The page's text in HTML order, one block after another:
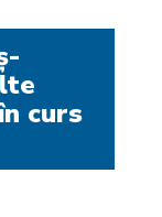
curs